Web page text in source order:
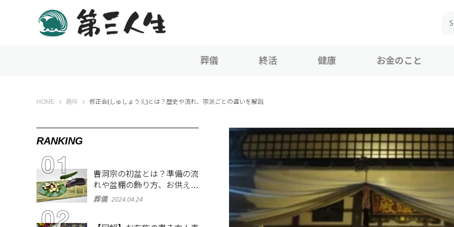
葬儀 終活 健康 お金のこと
HOME 第三人生 〜寄り道の歩き方〜
趣味 修正会(しゅしょうえ)とは？歴史や流れ、宗派ごとの違いを解説
RANKING
曹洞宗の初盆とは？準備の流
れや盆棚の飾り方、お供え物
を解説
葬儀 2024.04.24